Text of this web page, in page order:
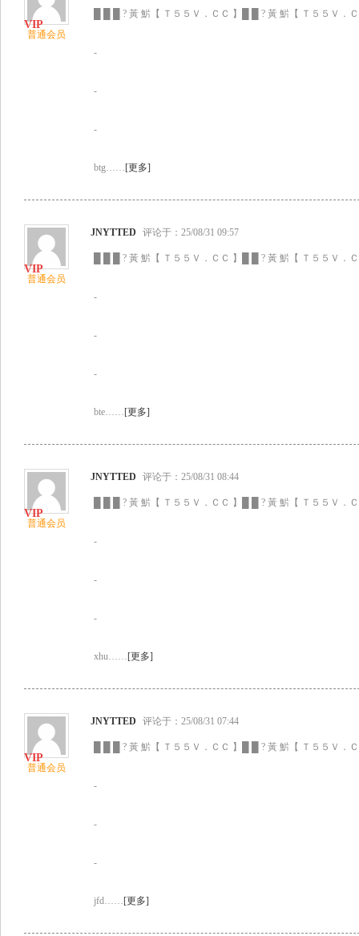
普通会员
█ █ █ ? 黃 魸【 Ｔ５５Ｖ．ＣＣ 】█ █ ? 黃 魸【 Ｔ５５Ｖ．
-
-
-
btg……[更多]
普通会员
JNYTTED 评论于：25/08/31 09:57
█ █ █ ? 黃 魸【 Ｔ５５Ｖ．ＣＣ 】█ █ ? 黃 魸【 Ｔ５５Ｖ．
-
-
-
bte……[更多]
普通会员
JNYTTED 评论于：25/08/31 08:44
█ █ █ ? 黃 魸【 Ｔ５５Ｖ．ＣＣ 】█ █ ? 黃 魸【 Ｔ５５Ｖ．
-
-
-
xhu……[更多]
普通会员
JNYTTED 评论于：25/08/31 07:44
█ █ █ ? 黃 魸【 Ｔ５５Ｖ．ＣＣ 】█ █ ? 黃 魸【 Ｔ５５Ｖ．
-
-
-
jfd……[更多]